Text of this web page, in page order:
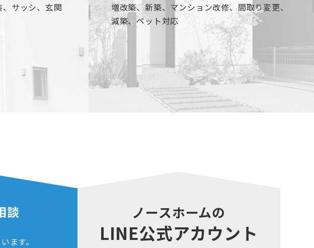
サッシ、玄関
増改築、新築、マンション改修、間取り変更、
減築、ペット対応
談
ます。
ノースホームの
LINE公式アカウント